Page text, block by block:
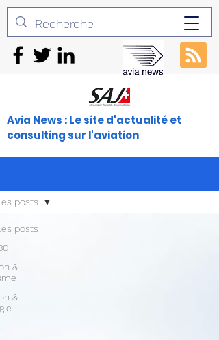
Avia News : Le site d'actualité et
consulting sur l'aviation
posts
&
&
posts